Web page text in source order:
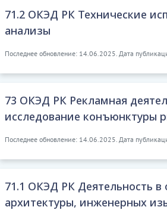
71.2 ОКЭД РК Технические
анализы
Последнее обновление: 14.06.2025. Дата
73 ОКЭД РК Рекламная
исследование конъюнктуры
Последнее обновление: 14.06.2025. Дата
71.1 ОКЭД РК Деятельность в
архитектуры, инженерных